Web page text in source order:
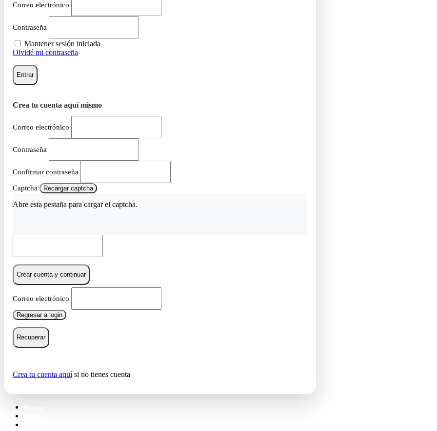
Correo electrónico
Contraseña
Mantener sesión iniciada
Olvidé mi contraseña
Entrar
Crea tu cuenta aquí mismo
Correo electrónico
Contraseña
Confirmar contraseña
Captcha Recargar captcha
Abre esta pestaña para cargar el captcha.
Crear cuenta y continuar
Correo electrónico
Regresar a login
Recuperar
Crea tu cuenta aquísi no tienes cuenta